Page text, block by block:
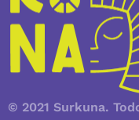
© 2021 Surkuna.